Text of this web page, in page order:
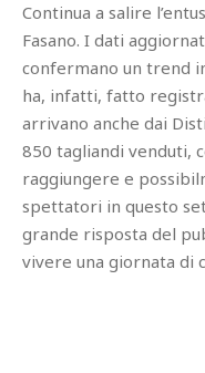
Continua a salire
Fasano. I dati
confermano un trend
ha, infatti, fatto
arrivano anche dai
850 tagliandi venduti,
raggiungere e
spettatori in questo
grande risposta del
vivere una giornata di